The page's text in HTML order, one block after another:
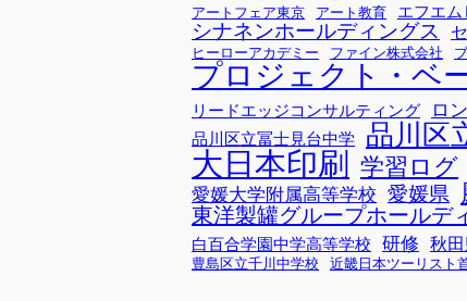
アートフェア東京
アート教育 エフエ
シナネンホールディングス
ヒーローアカデミー ファイン株式会社
プロジェクト・ベ
リードエッジコンサルティング ロ
品川区立冨士見台中学 品川区
大日本印刷 学習ログ
愛媛大学附属高等学校 愛媛県
東洋製罐グループホールデ
白百合学園中学高等学校 研修 秋
豊島区立千川中学校 近畿日本ツーリスト